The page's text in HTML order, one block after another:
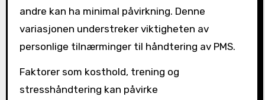
andre kan ha minimal påvirkning. Denne
variasjonen understreker viktigheten av
personlige tilnærminger til håndtering av PMS.
Faktorer som kosthold, trening og
stresshåndtering kan påvirke